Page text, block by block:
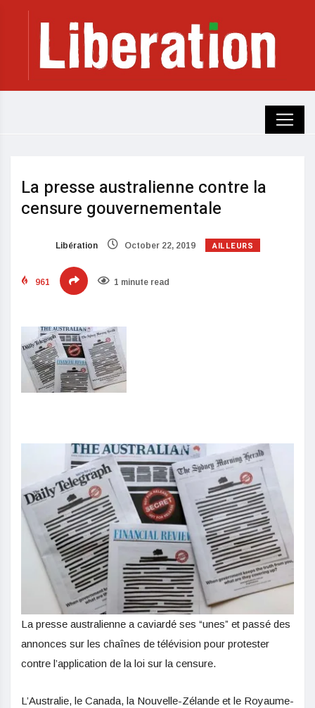
La presse australienne contre la
censure gouvernementale
Libération October 22, 2019 AILLEURS
961 1 minute read
La presse australienne a caviardé ses “unes” et passé des
annonces sur les chaînes de télévision pour protester
contre l’application de la loi sur la censure.
L’Australie, le Canada, la Nouvelle-Zélande et le Royaume-